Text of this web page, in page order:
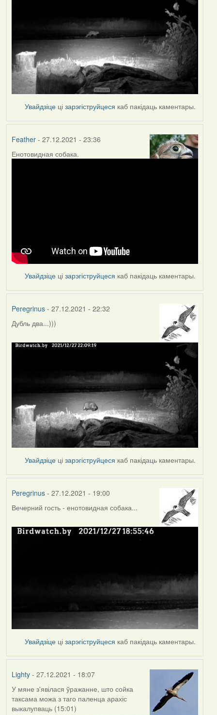
Увайдзіце цізарэгіструйцеся каб пакідаць каментары.
Feather- 27.12.2021 - 23:36
Енотовидная собака.
Увайдзіце цізарэгіструйцеся каб пакідаць каментары.
Peregrinus- 27.12.2021 - 22:32
Дубль два...)))
Увайдзіце цізарэгіструйцеся каб пакідаць каментары.
Peregrinus- 27.12.2021 - 19:00
Вечерний гость - енотовидная собака...
Увайдзіце цізарэгіструйцеся каб пакідаць каментары.
Lighty- 27.12.2021 - 18:07
У мяне з'явілася ўражанне, што сойка
таксама можа з таго паленца арахіс
выкалупваць (15:01)